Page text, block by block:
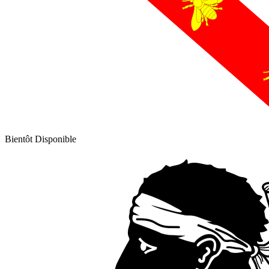
Bientôt Disponible